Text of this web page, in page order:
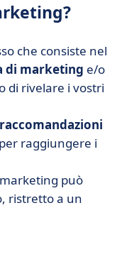
che consiste nel
di marketing e/o
di rivelare i vostri
raggiungere i
può
ristretto a un